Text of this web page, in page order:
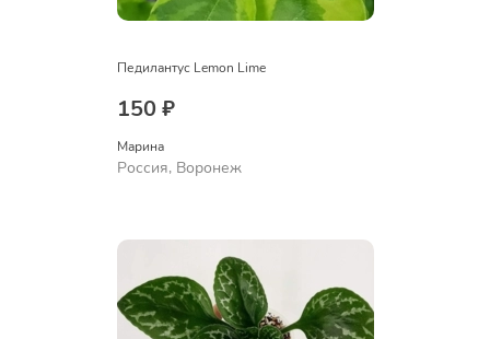
Педилантус Lemon Lime
150 ₽
Марина
Россия, Воронеж